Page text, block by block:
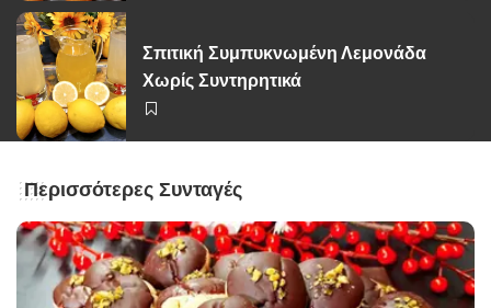
Σπιτική Συμπυκνωμένη Λεμονάδα
Χωρίς Συντηρητικά
Περισσότερες Συνταγές